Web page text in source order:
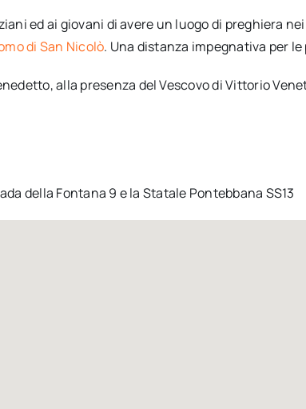
ed ai giovani di avere un luogo di preghiera
di San Nicolò. Una distanza impegnativa per
alla presenza del Vescovo di Vittorio
della Fontana 9 e la Statale Pontebbana SS13